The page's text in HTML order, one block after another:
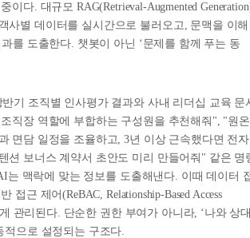
이다. 대규모 RAG(Retrieval-Augmented
사별 데이터를 실시간으로 불러오고, 문맥을 이해
를 도출한다. 챗봇이 아닌 ‘문제를 함께 푸는 동
기 조직별 인사평가 결과와 사내 리더십 교육 문
직장 역할에 부합하는 구성원을 추천해줘", "원온
면담 일정을 조율하고, 3년 이상 근속했다면 전자
션 보너스 계약서 초안도 미리 만들어줘" 같은 명
는 맥락에 맞는 정보를 도출해낸다. 이때 데이터
접근 제어(ReBAC, Relationship-Based Access
관리된다. 단순한 권한 부여가 아니라, ‘나와 상
적으로 설정되는 구조다.